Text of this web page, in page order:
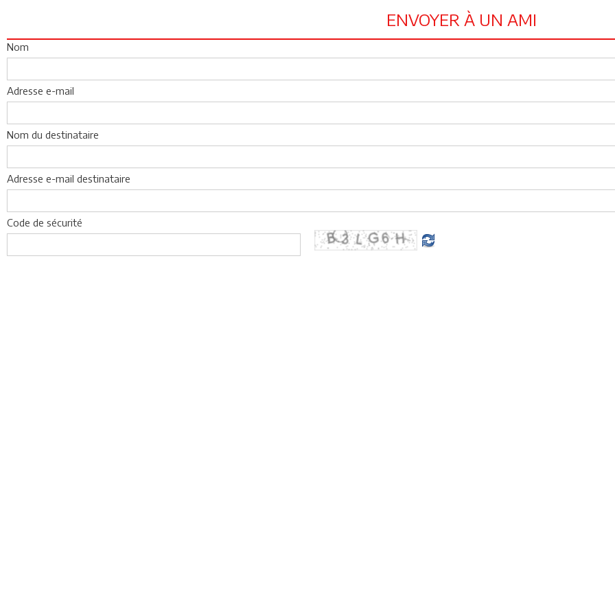
ENVOYER À UN AMI
Nom
Adresse e-mail
Nom du destinataire
Adresse e-mail destinataire
Code de sécurité